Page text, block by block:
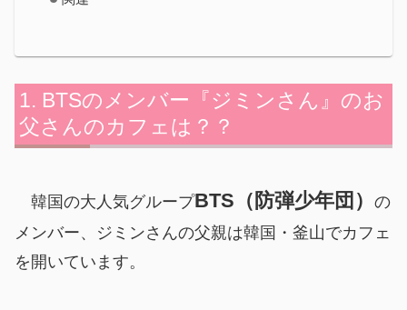
BTSのメンバー『ジミンさん』のお
父さんのカフェは？？
韓国の大人気グループBTS（防弾少年団）
の
メンバー、ジミンさんの父親は韓国・釜山でカフェ
を開いています。